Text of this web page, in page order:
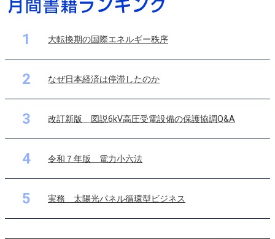
1 大転換期の国際エネルギー秩序
2 なぜ日本経済は停滞したのか
3 改訂新版 図説6kV高圧受電設備の保護協調Q&A
4 令和７年版 電力小六法
5 実務 太陽光パネル循環型ビジネス